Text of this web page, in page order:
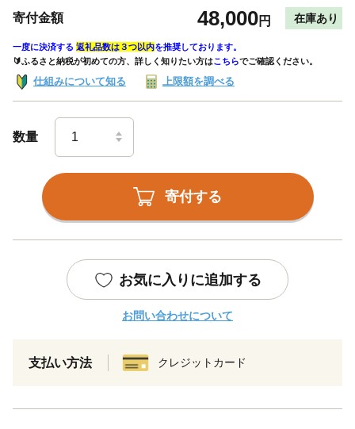
寄付金額 48,000円 在庫あり
一度に決済する 返礼品数は３つ以内を推奨しております。
🔰ふるさと納税が初めての方、詳しく知りたい方はこちらでご確認ください。
仕組みについて知る 上限額を調べる
数量
寄付する
お気に入りに追加する
お問い合わせについて
支払い方法 クレジットカード